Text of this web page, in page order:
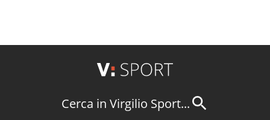
Cerca in Virgilio Sport...